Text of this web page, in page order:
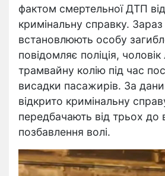
фактом смертельної ДТП
кримінальну справку.
встановлюють особу
повідомляє поліція, чоловік
трамвайну колію під час
висадки пасажирів. За
відкрито кримінальну
передбачають від трьох до
позбавлення волі.